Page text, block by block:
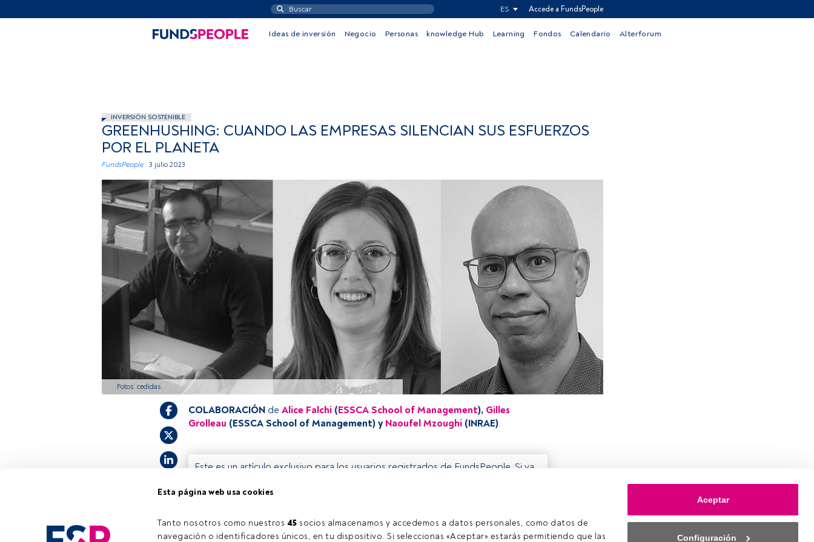
Esta página web usa cookies
Tanto nosotros como nuestros 45 socios almacenamos y accedemos a datos personales, como datos de
navegación o identificadores únicos, en tu dispositivo. Si seleccionas «Aceptar» estarás permitiendo que las
Aceptar
Configuración
ES Accede a FundsPeople
Ideas de inversión Negocio Personas knowledge Hub Learning Fondos Calendario Alterforum
INVERSIÓN SOSTENIBLE
GREENHUSHING: CUANDO LAS EMPRESAS SILENCIAN SUS ESFUERZOS
POR EL PLANETA
FundsPeople . 3 julio 2023
Fotos: cedidas.
COLABORACIÓN de Alice Falchi (ESSCA School of Management), Gilles
Grolleau (ESSCA School of Management) y Naoufel Mzoughi (INRAE).
Este es un artículo exclusivo para los usuarios registrados de FundsPeople. Si ya
invitamos a registrarte y disfrutar de todo el universo que ofrece FundsPeople.